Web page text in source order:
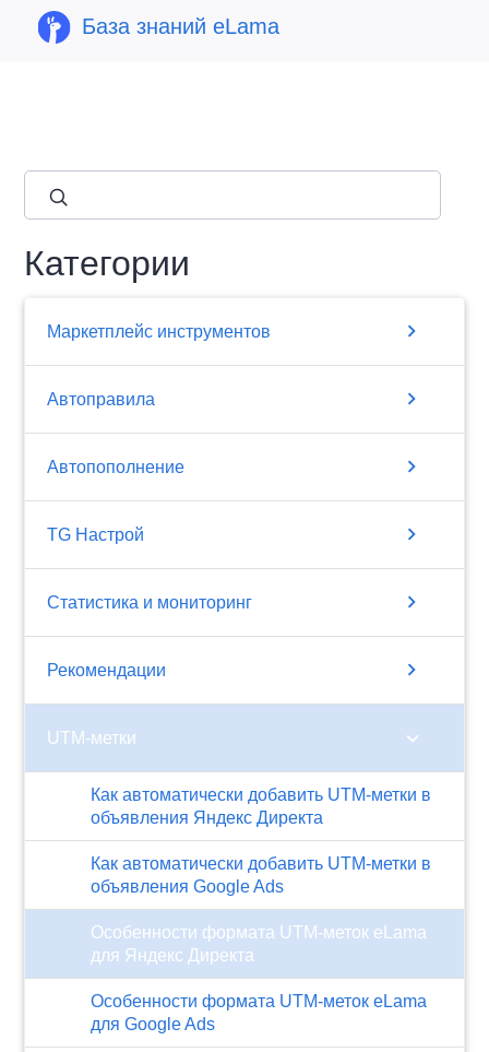
База знаний eLama
Категории
Маркетплейс инструментов chevron_right
Автоправила chevron_right
Автопополнение chevron_right
TG Настрой chevron_right
Статистика и мониторинг chevron_right
Рекомендации chevron_right
UTM-метки chevron_right
Как автоматически добавить UTM-метки в
объявления Яндекс Директа
Как автоматически добавить UTM-метки в
объявления Google Ads
Особенности формата UTM-меток eLama
для Яндекс Директа
Особенности формата UTM-меток eLama
для Google Ads